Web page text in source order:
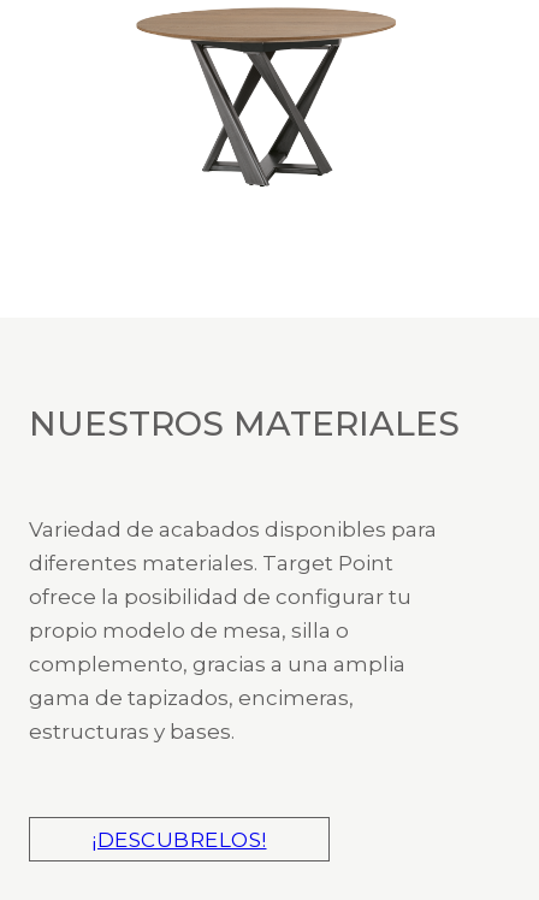
NUESTROS MATERIALES
Variedad de acabados disponibles para
diferentes materiales. Target Point
ofrece la posibilidad de configurar tu
propio modelo de mesa, silla o
complemento, gracias a una amplia
gama de tapizados, encimeras,
estructuras y bases.
¡DESCUBRELOS!